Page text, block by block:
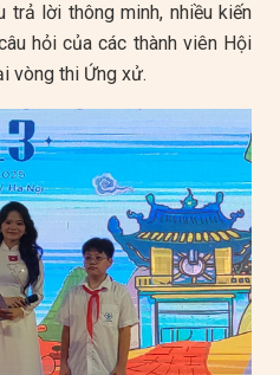
trả lời thông minh, nhiều kiến
hỏi của các thành viên Hội
vòng thi Ứng xử.